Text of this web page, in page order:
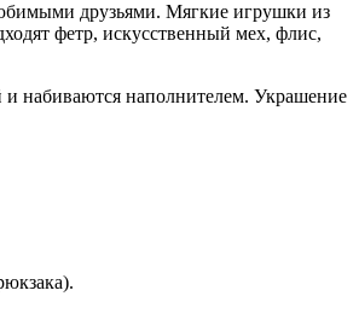
друзьями. Мягкие игрушки из
фетр, искусственный мех, флис,
и набиваются наполнителем. Украшение